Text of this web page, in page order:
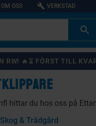
OM OSS build VERKSTAD
🔥⏳ FÖRST TILL
& Trädgård
hittar du hos oss på